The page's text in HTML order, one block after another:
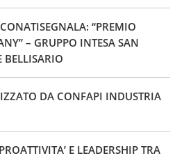
“PREMIO
– GRUPPO INTESA SAN
BELLISARIO
DA CONFAPI INDUSTRIA
E LEADERSHIP TRA